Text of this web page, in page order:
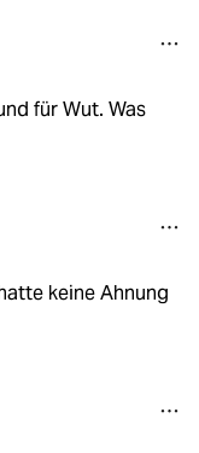
für Wut. Was
keine Ahnung